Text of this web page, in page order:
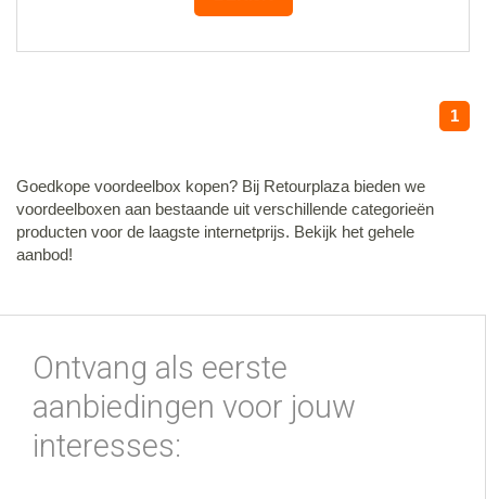
1
Goedkope voordeelbox kopen? Bij Retourplaza bieden we
voordeelboxen aan bestaande uit verschillende categorieën
producten voor de laagste internetprijs. Bekijk het gehele
aanbod!
Ontvang als eerste
aanbiedingen voor jouw
interesses: